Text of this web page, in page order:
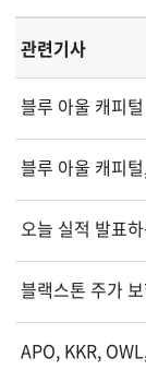
관련기사
블루 아울 캐피
블루 아울 캐피
오늘 실적 발표
블랙스톤 주가
APO, KKR,